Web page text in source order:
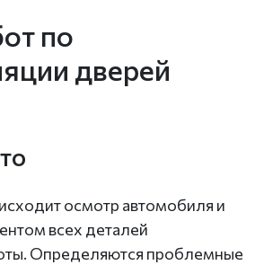
по
дверей
осмотр автомобиля и
всех деталей
Определяются проблемные